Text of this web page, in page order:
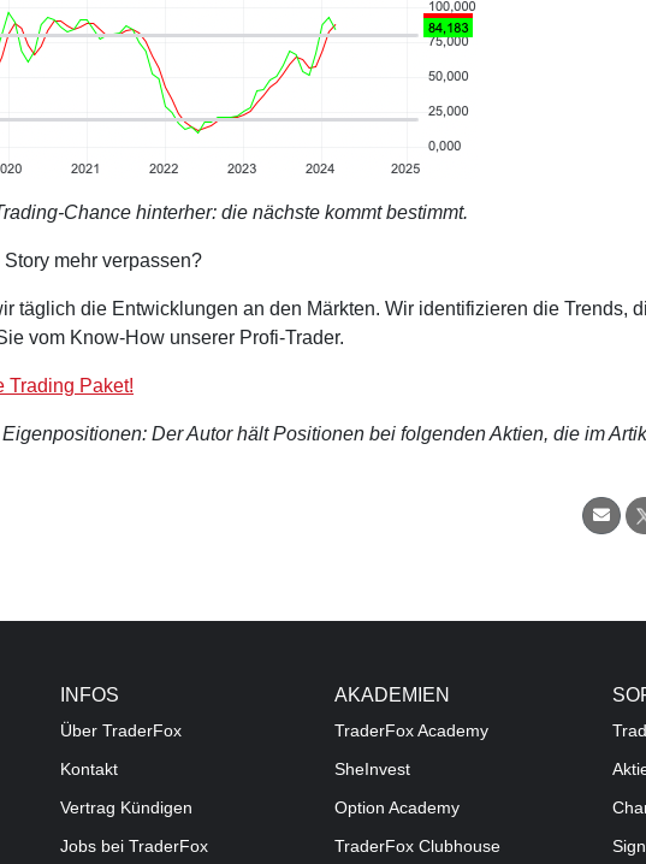
Chance hinterher: die nächste kommt bestimmt.
mehr verpassen?
täglich die Entwicklungen an den Märkten. Wir identifizieren die Trends,
vom Know-How unserer Profi-Trader.
Trading Paket!
Der Autor hält Positionen bei folgenden Aktien, die im
INFOS
Über TraderFox
Kontakt
Vertrag Kündigen
Jobs bei TraderFox
AKADEMIEN
TraderFox Academy
SheInvest
Option Academy
TraderFox Clubhouse